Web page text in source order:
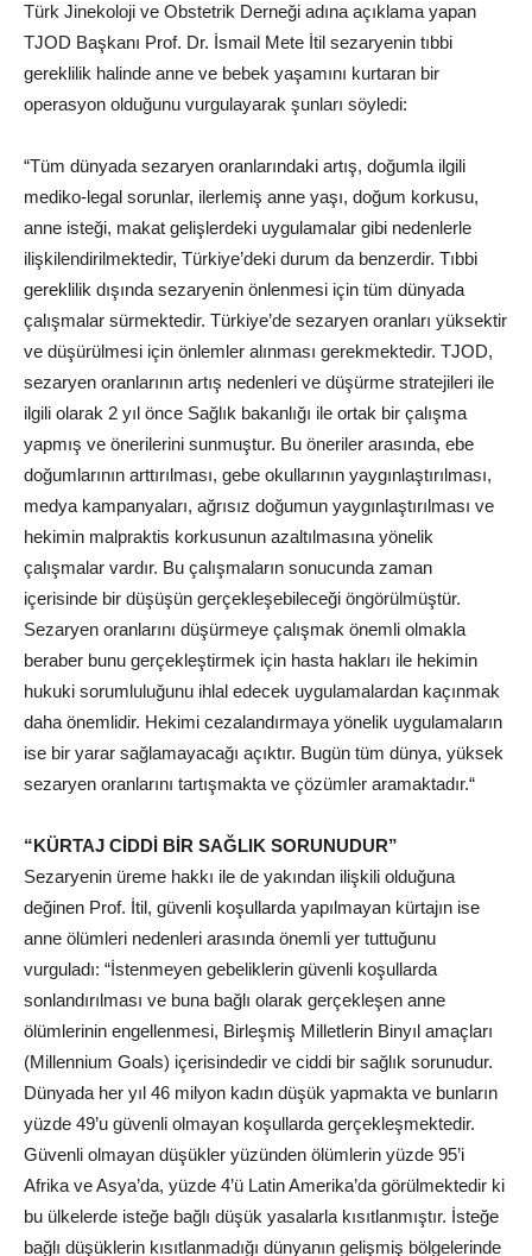
Türk Jinekoloji ve Obstetrik Derneği adına açıklama yapan
TJOD Başkanı Prof. Dr. İsmail Mete İtil sezaryenin tıbbi
gereklilik halinde anne ve bebek yaşamını kurtaran bir
operasyon olduğunu vurgulayarak şunları söyledi:
“Tüm dünyada sezaryen oranlarındaki artış, doğumla ilgili
mediko-legal sorunlar, ilerlemiş anne yaşı, doğum korkusu,
anne isteği, makat gelişlerdeki uygulamalar gibi nedenlerle
ilişkilendirilmektedir, Türkiye’deki durum da benzerdir. Tıbbi
gereklilik dışında sezaryenin önlenmesi için tüm dünyada
çalışmalar sürmektedir. Türkiye’de sezaryen oranları yüksektir
ve düşürülmesi için önlemler alınması gerekmektedir. TJOD,
sezaryen oranlarının artış nedenleri ve düşürme stratejileri ile
ilgili olarak 2 yıl önce Sağlık bakanlığı ile ortak bir çalışma
yapmış ve önerilerini sunmuştur. Bu öneriler arasında, ebe
doğumlarının arttırılması, gebe okullarının yaygınlaştırılması,
medya kampanyaları, ağrısız doğumun yaygınlaştırılması ve
hekimin malpraktis korkusunun azaltılmasına yönelik
çalışmalar vardır. Bu çalışmaların sonucunda zaman
içerisinde bir düşüşün gerçekleşebileceği öngörülmüştür.
Sezaryen oranlarını düşürmeye çalışmak önemli olmakla
beraber bunu gerçekleştirmek için hasta hakları ile hekimin
hukuki sorumluluğunu ihlal edecek uygulamalardan kaçınmak
daha önemlidir. Hekimi cezalandırmaya yönelik uygulamaların
ise bir yarar sağlamayacağı açıktır. Bugün tüm dünya, yüksek
sezaryen oranlarını tartışmakta ve çözümler aramaktadır.“
“KÜRTAJ CİDDİ BİR SAĞLIK SORUNUDUR”
Sezaryenin üreme hakkı ile de yakından ilişkili olduğuna
değinen Prof. İtil, güvenli koşullarda yapılmayan kürtajın ise
anne ölümleri nedenleri arasında önemli yer tuttuğunu
vurguladı: “İstenmeyen gebeliklerin güvenli koşullarda
sonlandırılması ve buna bağlı olarak gerçekleşen anne
ölümlerinin engellenmesi, Birleşmiş Milletlerin Binyıl amaçları
(Millennium Goals) içerisindedir ve ciddi bir sağlık sorunudur.
Dünyada her yıl 46 milyon kadın düşük yapmakta ve bunların
yüzde 49’u güvenli olmayan koşullarda gerçekleşmektedir.
Güvenli olmayan düşükler yüzünden ölümlerin yüzde 95’i
Afrika ve Asya’da, yüzde 4’ü Latin Amerika’da görülmektedir ki
bu ülkelerde isteğe bağlı düşük yasalarla kısıtlanmıştır. İsteğe
bağlı düşüklerin kısıtlanmadığı dünyanın gelişmiş bölgelerinde